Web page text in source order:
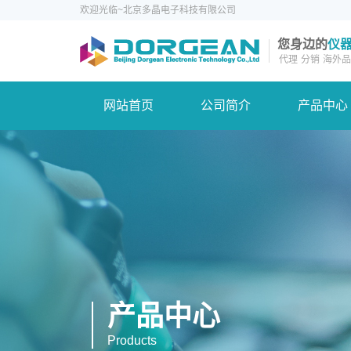
欢迎光临~北京多晶电子科技有限公司
您身边的仪
代理 分销 海外
网站首页 公司简介 产品中心
产品中心
Products